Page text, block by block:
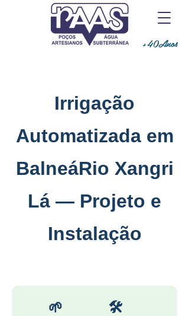
+40Anos
Irrigação
Automatizada em
BalneáRio Xangri
Lá — Projeto e
Instalação
🌱 🛠